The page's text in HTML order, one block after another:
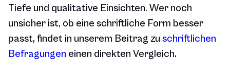
Tiefe und qualitative Einsichten. Wer noch
unsicher ist, ob eine schriftliche Form besser
passt, findet in unserem Beitrag zu schriftlichen
Befragungen einen direkten Vergleich.